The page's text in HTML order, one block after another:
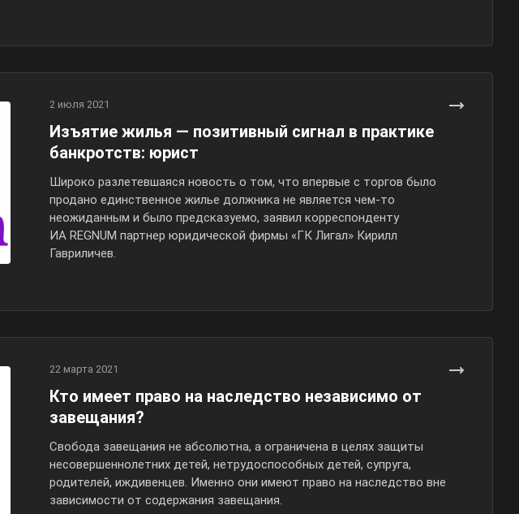
2 июля 2021
Изъятие жилья — позитивный сигнал в практике
банкротств: юрист
Широко разлетевшаяся новость о том, что впервые с торгов было
продано единственное жилье должника не является чем-то
неожиданным и было предсказуемо, заявил корреспонденту
ИА REGNUM партнер юридической фирмы «ГК Лигал» Кирилл
Гавриличев.
22 марта 2021
Кто имеет право на наследство независимо от
завещания?
Свобода завещания не абсолютна, а ограничена в целях защиты
несовершеннолетних детей, нетрудоспособных детей, супруга,
родителей, иждивенцев. Именно они имеют право на наследство вне
зависимости от содержания завещания.